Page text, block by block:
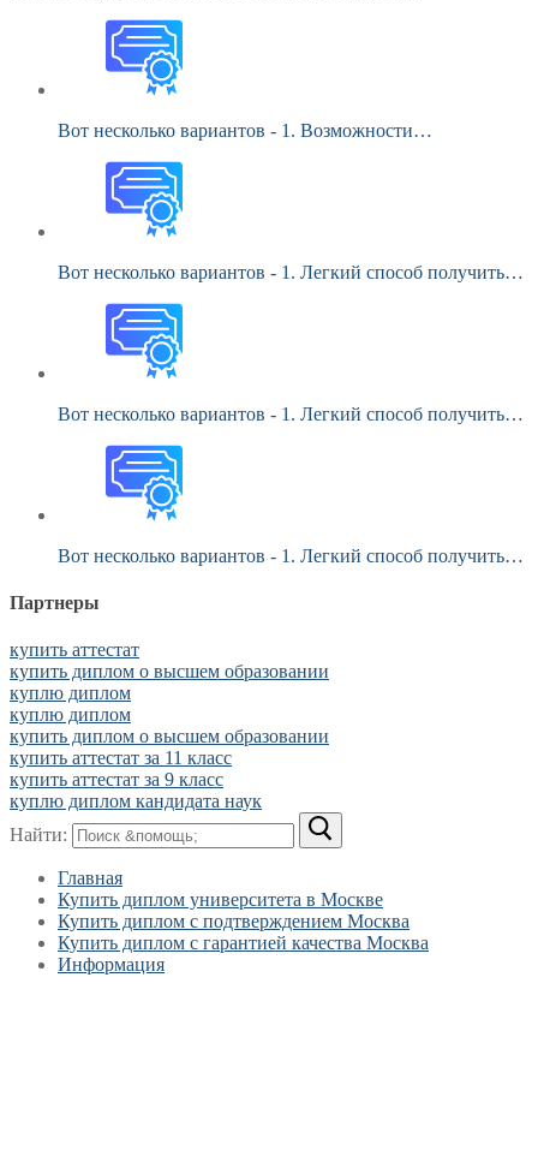
Вот несколько вариантов - 1. Возможности…
Вот несколько вариантов - 1. Легкий способ получить…
Вот несколько вариантов - 1. Легкий способ получить…
Вот несколько вариантов - 1. Легкий способ получить…
Партнеры
купить аттестат
купить диплом о высшем образовании
куплю диплом
куплю диплом
купить диплом о высшем образовании
купить аттестат за 11 класс
купить аттестат за 9 класс
куплю диплом кандидата наук
Найти:
Главная
Купить диплом университета в Москве
Купить диплом с подтверждением Москва
Купить диплом с гарантией качества Москва
Информация